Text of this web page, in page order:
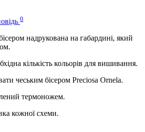
0
надрукована на габардині, який
кількість кольорів для вишивання.
чеським бісером Preciosa Ornela.
термоножем.
кожної схеми.